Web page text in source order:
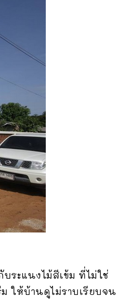
ะแนงไม้สีเข้ม ที่ไม่ใช่
ให้บ้านดูไม่ราบเรียบจน